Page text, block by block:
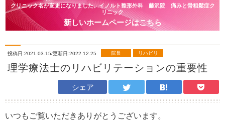
クリニック名が変更になりました。イノルト整形外科 藤沢院 痛みと骨粗鬆症ク
リニック
新しいホームページはこちら
投稿日:2021.03.15/更新日:2022.12.25 院長 リハビリ
理学療法士のリハビリテーションの重要性
シェア
いつもご覧いただきありがとうございます。